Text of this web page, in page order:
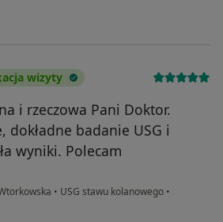
wizyty
i rzeczowa Pani Doktor.
dokładne badanie USG i
wyniki. Polecam
• USG stawu kolanowego •